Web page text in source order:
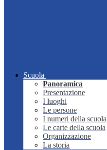
Scuola
Panoramica
Presentazione
I luoghi
Le persone
I numeri della scuola
Le carte della scuola
Organizzazione
La storia